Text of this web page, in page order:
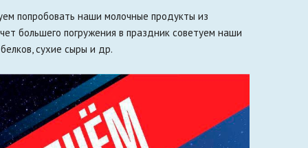
попробовать наши молочные продукты из
большего погружения в праздник советуем наши
сухие сыры и др.